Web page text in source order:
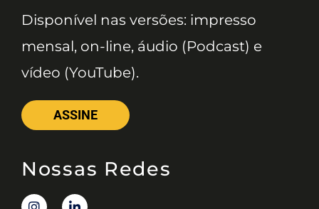
Disponível nas versões: impresso
mensal, on-line, áudio (Podcast) e
vídeo (YouTube).
ASSINE
Nossas Redes